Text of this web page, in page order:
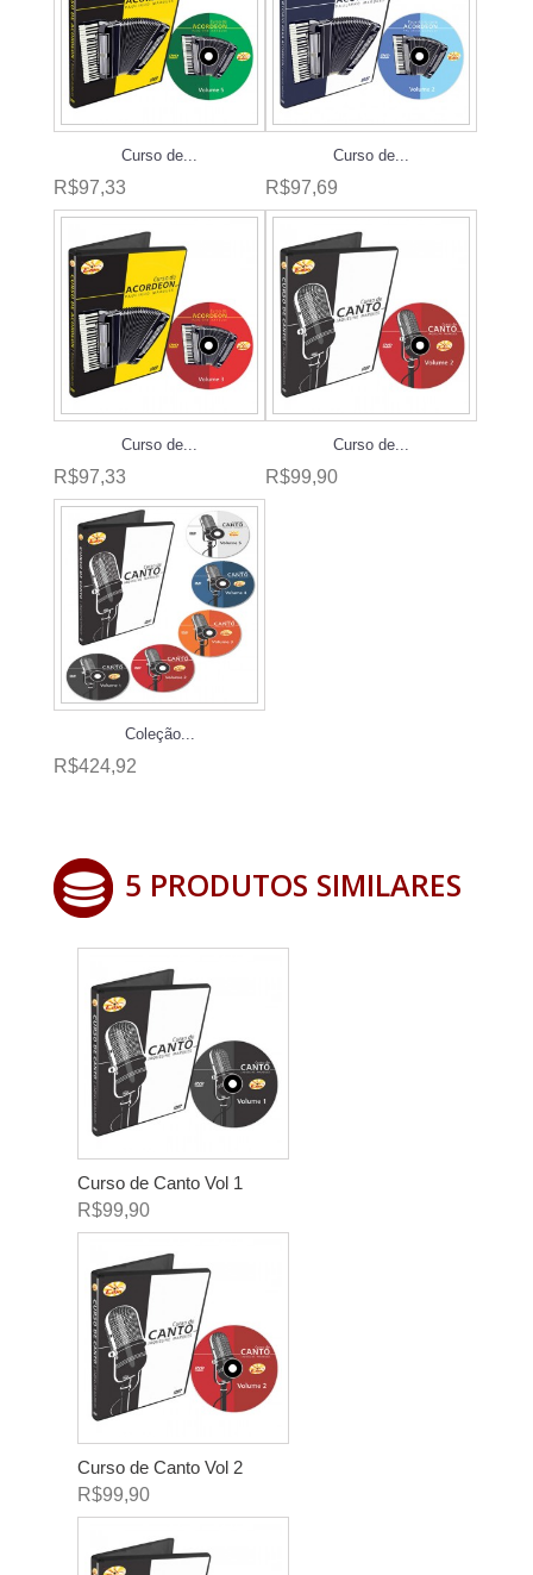
Curso de...
R$97,33
Curso de...
R$97,69
Curso de...
R$97,33
Curso de...
R$99,90
Coleção...
R$424,92
5 PRODUTOS SIMILARES
Curso de Canto Vol 1
R$99,90
Curso de Canto Vol 2
R$99,90